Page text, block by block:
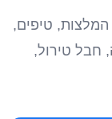
המלצות, טיפים,
חבל טירול,